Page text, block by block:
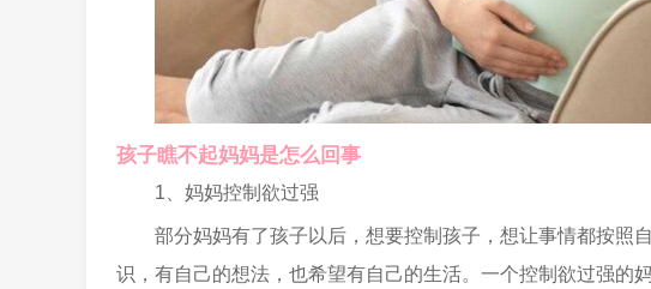
孩子瞧不起妈妈是怎么回事
1、妈妈控制欲过强
部分妈妈有了孩子以后，想要控制孩子，想让事情都按照
识，有自己的想法，也希望有自己的生活。一个控制欲过强的